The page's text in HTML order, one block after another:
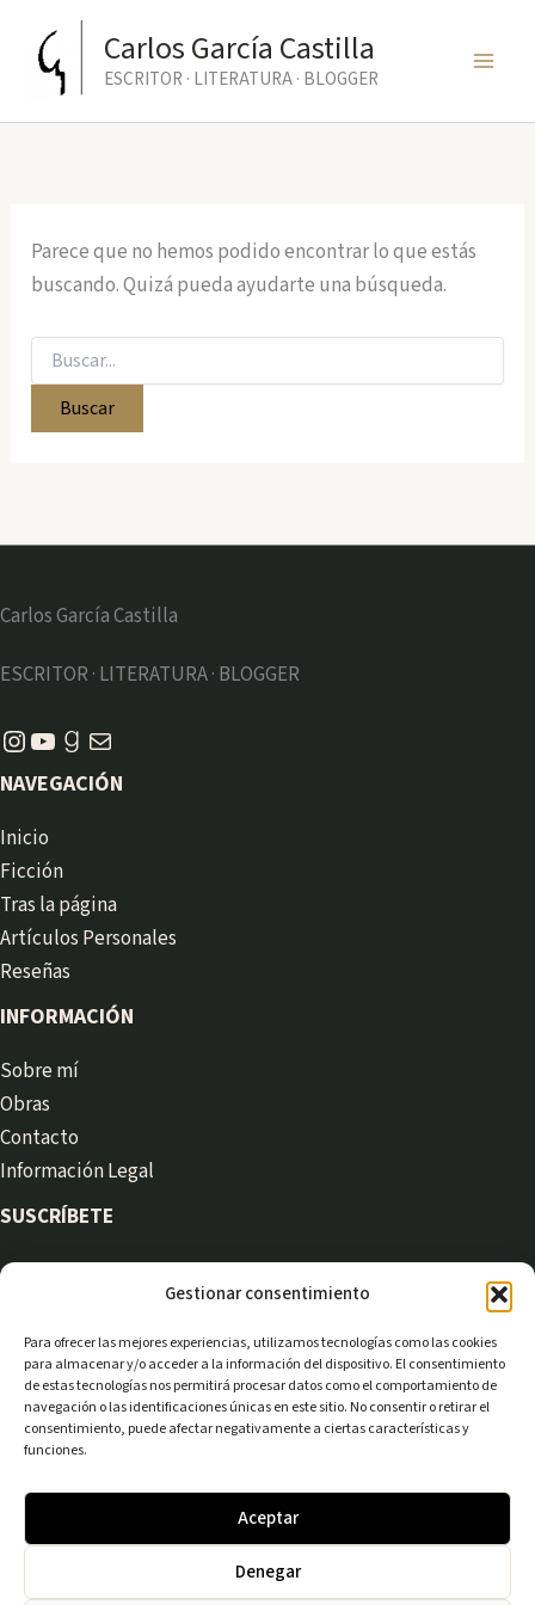
Gestionar consentimiento
Para ofrecer las mejores experiencias, utilizamos tecnologías como las cookies
para almacenar y/o acceder a la información del dispositivo. El consentimiento
de estas tecnologías nos permitirá procesar datos como el comportamiento de
navegación o las identificaciones únicas en este sitio. No consentir o retirar el
consentimiento, puede afectar negativamente a ciertas características y
funciones.
Aceptar
Denegar
contenido
Carlos García Castilla
ESCRITOR · LITERATURA · BLOGGER
Parece que no hemos podido encontrar lo que estás
buscando. Quizá pueda ayudarte una búsqueda.
Buscar
por:
Carlos García Castilla
ESCRITOR · LITERATURA · BLOGGER
Instagram
YouTube
Goodreads
Correo electrónico
NAVEGACIÓN
Inicio
Ficción
Tras la página
Artículos Personales
Reseñas
INFORMACIÓN
Sobre mí
Obras
Contacto
Información Legal
SUSCRÍBETE
Suscribirme
Powered by